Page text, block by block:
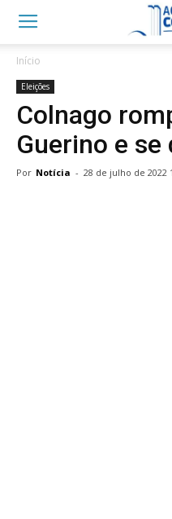
Início
Eleições
Colnago
Guerino e se
Por Notícia - 28 de julho de 2022